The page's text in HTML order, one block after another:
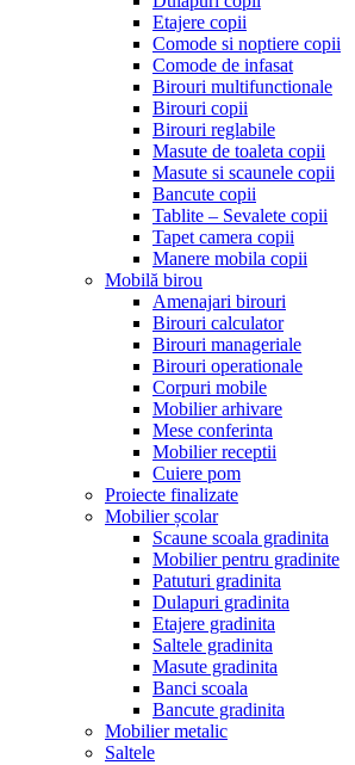
Etajere copii
Comode si noptiere copii
Comode de infasat
Birouri multifunctionale
Birouri copii
Birouri reglabile
Masute de toaleta copii
Masute si scaunele copii
Bancute copii
Tablite – Sevalete copii
Tapet camera copii
Manere mobila copii
Mobilă birou
Amenajari birouri
Birouri calculator
Birouri manageriale
Birouri operationale
Corpuri mobile
Mobilier arhivare
Mese conferinta
Mobilier receptii
Cuiere pom
Proiecte finalizate
Mobilier școlar
Scaune scoala gradinita
Mobilier pentru gradinite
Patuturi gradinita
Dulapuri gradinita
Etajere gradinita
Saltele gradinita
Masute gradinita
Banci scoala
Bancute gradinita
Mobilier metalic
Saltele